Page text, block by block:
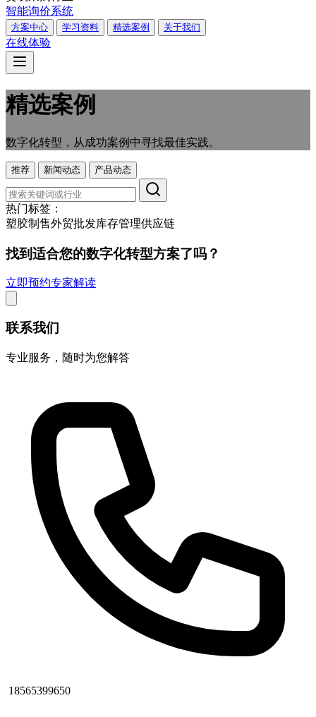
智能询价系统
方案中心 学习资料 精选案例 关于我们
在线体验
精选案例
数字化转型，从成功案例中寻找最佳实践。
推荐 新闻动态 产品动态
热门标签：
塑胶制售外贸批发库存管理供应链
找到适合您的数字化转型方案了吗？
立即预约专家解读
联系我们
专业服务，随时为您解答
18565399650